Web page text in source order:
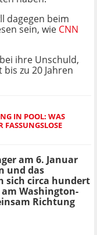
dagegen beim
sein, wie CNN
ihre Unschuld,
zu 20 Jahren
IN POOL: WAS D
G
am 6. Januar
und das
sich circa hundert
Washington-
Richtung